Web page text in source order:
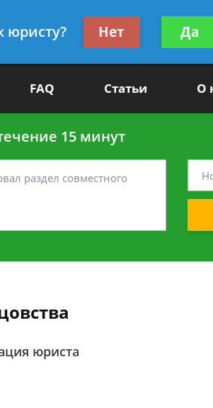
Получите
FAQ Статьи О
15 минут
юриста
юристу? Нет Да